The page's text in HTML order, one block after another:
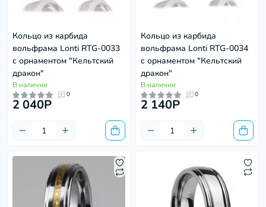
Кольцо из карбида
вольфрама Lonti RTG-0033
с орнаментом "Кельтский
дракон"
В наличии
0
2 040P
Кольцо из карбида
вольфрама Lonti RTG-0034
с орнаментом "Кельтский
дракон"
В наличии
0
2 140P